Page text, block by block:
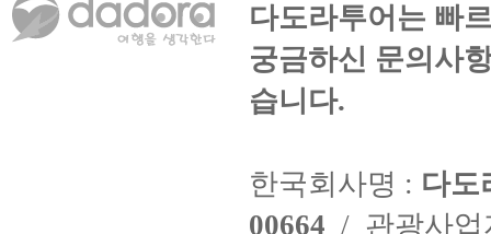
다도라투어는 빠
궁금하신 문의사
습니다.
한국회사명 : 다도
00664 / 관광사